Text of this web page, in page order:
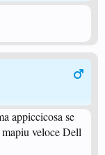
appiccicosa se
veloce Dell